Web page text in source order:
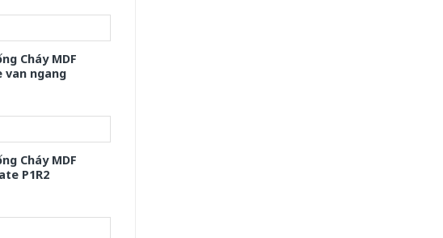
Cháy MDF
van ngang
Cháy MDF
P1R2